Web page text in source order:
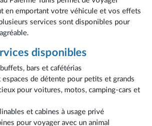
en emportant votre véhicule et vos effets
services sont disponibles pour
disponibles
bars et cafétérias
de détente pour petits et grands
pour voitures, motos, camping-cars et
et cabines à usage privé
pour voyager avec un animal